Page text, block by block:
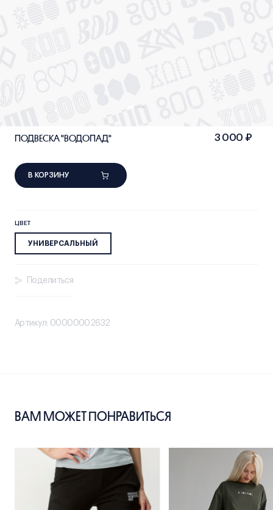
ПОДВЕСКА "ВОДОПАД" 3 000 ₽
В КОРЗИНУ
ЦВЕТ
УНИВЕРСАЛЬНЫЙ
Поделиться
Артикул: 00000002632
ВАМ МОЖЕТ ПОНРАВИТЬСЯ